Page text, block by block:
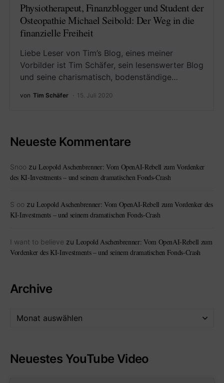
Physiotherapeut, Finanzblogger und Student der
Osteopathie Michael Seibold: Der Weg in die
finanzielle Freiheit
Liebe Leser von Tim’s Blog, eines meiner
Vorbilder ist Tim Schäfer, sein lesenswerter Blog
und seine charismatisch, bodenständige…
von Tim Schäfer 15. Juli 2020
Neueste Kommentare
Snoo zu Leopold Aschenbrenner: Vom OpenAI-Rebell zum Vordenker
des KI-Investments – und seinem dramatischen Fonds-Crash
S oo zu Leopold Aschenbrenner: Vom OpenAI-Rebell zum Vordenker des
KI-Investments – und seinem dramatischen Fonds-Crash
I want to believe zu Leopold Aschenbrenner: Vom OpenAI-Rebell zum
Vordenker des KI-Investments – und seinem dramatischen Fonds-Crash
Archive
Neuestes YouTube Video